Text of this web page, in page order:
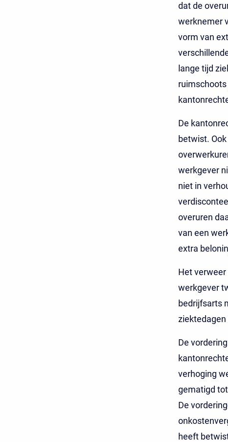
dat de
werknemer
vorm van
lange tijd
De
betwist.
werkgever
niet in
overuren
van een
extra
Het
werkgever
bedrijfsarts
ziektedagen
De
verhoging
gematigd tot
De
heeft